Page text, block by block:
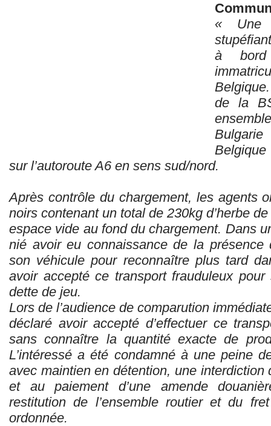
« Une
à bord
de la
sur l’autoroute A6 en sens sud/nord.
Après contrôle du chargement, les agents
noirs contenant un total de 230kg d’herbe
espace vide au fond du chargement. Dans
nié avoir eu connaissance de la présence
son véhicule pour reconnaître plus tard
avoir accepté ce transport frauduleux pour
dette de jeu.
Lors de l’audience de comparution
déclaré avoir accepté d’effectuer ce
sans connaître la quantité exacte de
L’intéressé a été condamné à une peine
avec maintien en détention, une
et au paiement d’une amende
restitution de l’ensemble routier et du
ordonnée.